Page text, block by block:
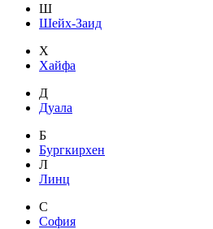
Ш
Шейх-Заид
Х
Хайфа
Д
Дуала
Б
Бургкирхен
Л
Линц
С
София